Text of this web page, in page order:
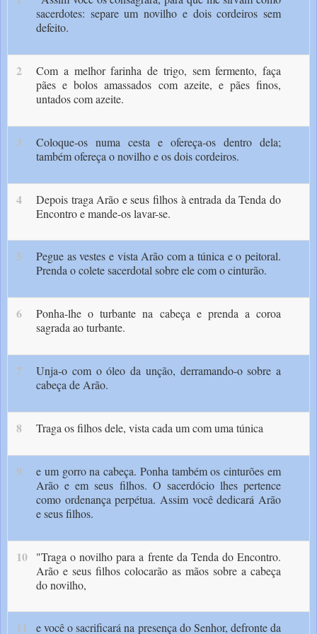
sacerdotes: separe um novilho e dois cordeiros sem
defeito.
2
Com a melhor farinha de trigo, sem fermento, faça
pães e bolos amassados com azeite, e pães fi­nos,
untados com azeite.
3
Coloque-os numa cesta e ofereça-os dentro dela;
também ofereça o novilho e os dois cordeiros.
4
Depois traga Arão e seus filhos à entrada da Tenda do
En­contro e mande-os lavar-se.
5
Pegue as vestes e vista Arão com a túnica e o peitoral.
Prenda o colete sacerdotal sobre ele com o cinturão.
6
Ponha-lhe o turbante na cabeça e prenda a co­roa
sagrada ao turbante.
7
Unja-o com o óleo da unção, derramando-o sobre a
cabeça de Arão.
8 Tra­ga os filhos dele, vista cada um com uma túnica
9
e um gorro na cabeça. Ponha também os cinturões em
Arão e em seus filhos. O sacerdó­cio lhes pertence
como ordenança perpétua. Assim você dedicará Arão
e seus filhos.
10
"Traga o novilho para a frente da Ten­da do Encontro.
Arão e seus filhos colocarão as mãos sobre a cabeça
do novilho,
11 e você o sa­crificará na presença do Senhor, defronte da